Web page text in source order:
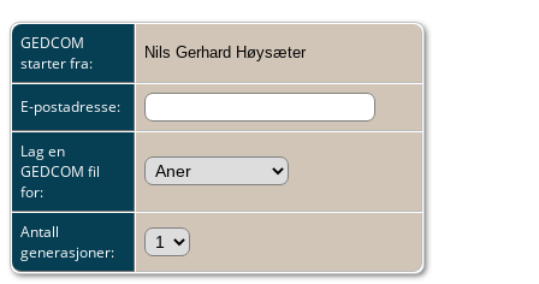
GEDCOM
starter fra:
Nils Gerhard Høysæter
E-postadresse:
Lag en
GEDCOM fil
for:
Antall
generasjoner: